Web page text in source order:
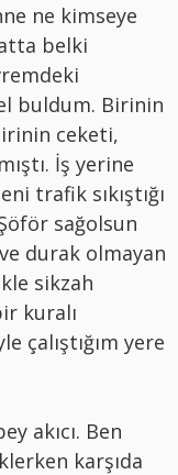
ne kimseye
belki
buldum. Birinin
ceketi,
İş yerine
trafik sıkıştığı
sağolsun
durak olmayan
sikzah
kuralı
çalıştığım yere
akıcı. Ben
karşıda